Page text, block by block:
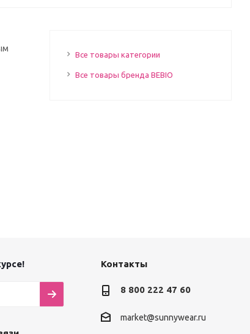
Все товары категории
Все товары бренда BEBIO
Контакты
8 800 222 47 60
market@sunnywear.ru